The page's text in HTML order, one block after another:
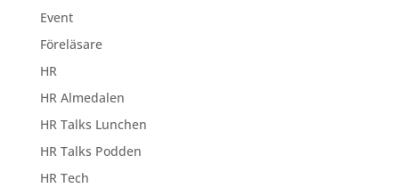
Event
Föreläsare
HR
HR Almedalen
HR Talks Lunchen
HR Talks Podden
HR Tech